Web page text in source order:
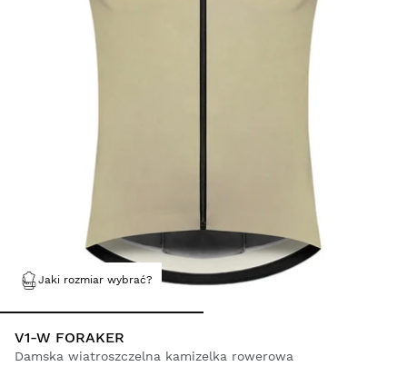
Jaki rozmiar wybrać?
V1-W FORAKER
Damska wiatroszczelna kamizelka rowerowa